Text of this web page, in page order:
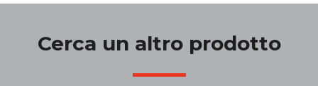
Cerca un altro prodotto